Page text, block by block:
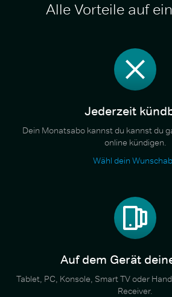
Alle Vorteile auf
Jederzeit
Dein Monatsabo kannst du kannst du
online kündigen.
Wähl dein
Auf dem Gerät
Tablet, PC, Konsole, Smart TV oder
Receiver.